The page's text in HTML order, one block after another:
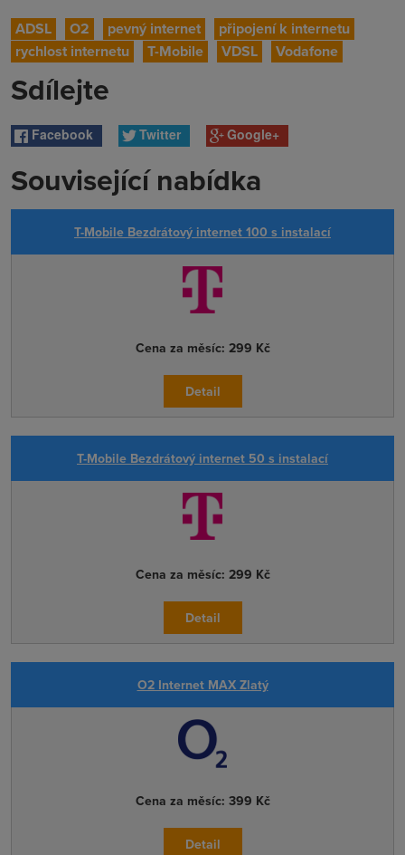
ADSL O2 pevný internet
připojení k internetu
rychlost internetu
T-Mobile VDSL Vodafone
Sdílejte
Facebook Twitter Google+
Související nabídka
T-Mobile Bezdrátový internet 100 s instalací
Cena za měsíc: 299 Kč
Detail
T-Mobile Bezdrátový internet 50 s instalací
Cena za měsíc: 299 Kč
Detail
O2 Internet MAX Zlatý
Cena za měsíc: 399 Kč
Detail